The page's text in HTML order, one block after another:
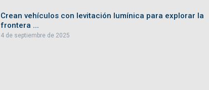
Crean vehículos con levitación lumínica para explorar la
frontera ...
4 de septiembre de 2025